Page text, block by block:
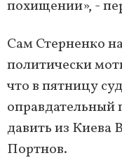
похищении», -
Сам Стерненко
политически
что в пятницу
оправдательный
давить из Киева
Портнов.